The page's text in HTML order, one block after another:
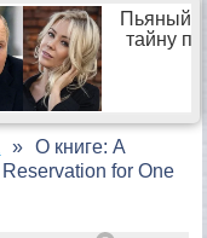
О книге: A
Reservation for One